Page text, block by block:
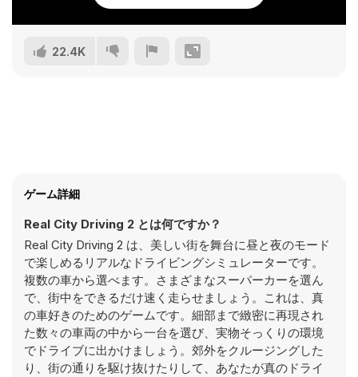
22.4K
ゲーム詳細
Real City Driving 2 とは何ですか？
Real City Driving 2 は、美しい街を舞台に昼と夜のモード
で楽しめるリアルなドライビングシミュレーターです。
複数の車から選べます。さまざまなスーパーカーを選ん
で、街中をできるだけ速く走らせましょう。これは、真
の車好きのためのゲームです。細部まで緻密に再現され
た数々の車両の中から一台を選び、実物そっくりの環境
でドライブに出かけましょう。郊外をクルージングした
り、街の通りを駆け抜けたりして、あなたが真のドライ